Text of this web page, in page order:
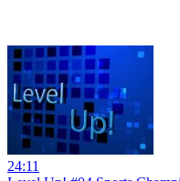
24:11